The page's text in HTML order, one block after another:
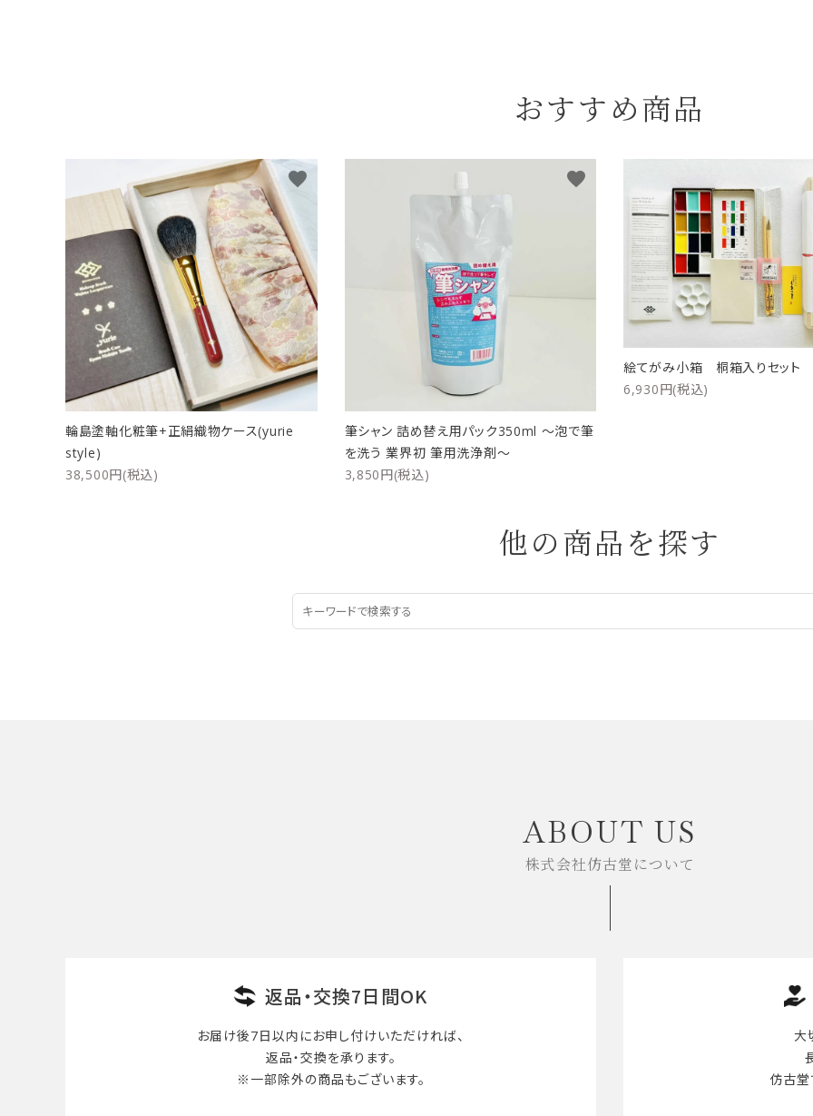
おすすめ商品
輪島塗軸化粧筆+正絹織物ケース(yurie
style)
38,500円(税込)
favorite
筆シャン 詰め替え用パック350ml ～泡で筆
を洗う 業界初 筆用洗浄剤～
3,850円(税込)
favorite
絵てがみ小箱 桐箱入りセット
6,930円(税込)
他の商品を探す
ABOUT US
株式会社仿古堂について
返品・交換7日間OK
お届け後7日以内にお申し付けいただければ、
返品・交換を承ります。
※一部除外の商品もございます。
大
仿古堂